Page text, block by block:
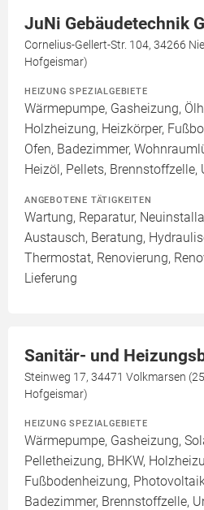
JuNi Gebäudetechnik
Cornelius-Gellert-Str. 104, 34266
Hofgeismar)
HEIZUNG SPEZIALGEBIETE
Wärmepumpe, Gasheizung,
Holzheizung, Heizkörper,
Ofen, Badezimmer,
Heizöl, Pellets,
ANGEBOTENE TÄTIGKEITEN
Wartung, Reparatur,
Austausch, Beratung,
Thermostat, Renovierung,
Lieferung
Sanitär- und
Steinweg 17, 34471 Volkmarsen
Hofgeismar)
HEIZUNG SPEZIALGEBIETE
Wärmepumpe, Gasheizung,
Pelletheizung, BHKW,
Fußbodenheizung,
Badezimmer, Brennstoffzelle,